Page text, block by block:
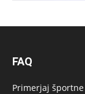
FAQ
Primerjaj